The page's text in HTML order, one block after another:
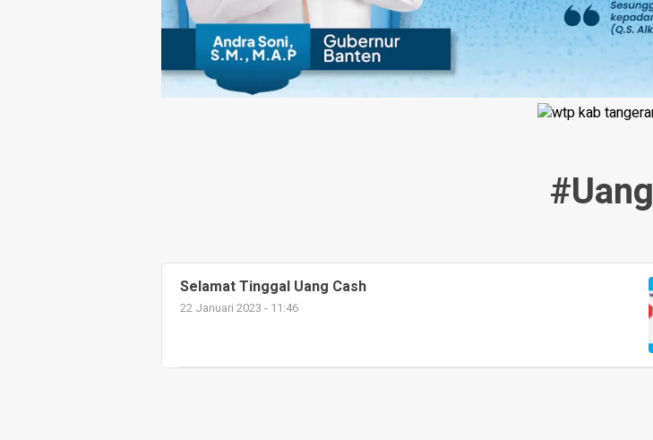
#uang
Selamat Tinggal Uang Cash
22 Januari 2023 - 11:46